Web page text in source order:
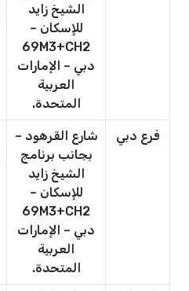
الشيخ زايد
للإسكان –
69M3+CH2
دبي – الإمارات
العربية
المتحدة.
فرع دبي
شارع القرهود –
بجانب برنامج
الشيخ زايد
للإسكان –
69M3+CH2
دبي – الإمارات
العربية
المتحدة.